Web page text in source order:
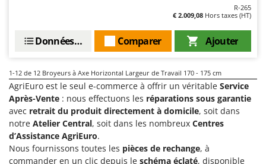
Snapper
Spice Electronics
Spiralmac
Spring Protezione
Spyro
Stanley
R-265
€ 2.009,08 Hors taxes (HT)
Ajouter
Comparer
Données techniques
1-12 de 12 Broyeurs à Axe Horizontal Largeur de Travail 170 - 175 cm
AgriEuro est le seul e-commerce à offrir un véritable Service
Après-Vente : nous effectuons les réparations sous garantie
avec retrait du produit directement à domicile, soit dans
notre Atelier Central, soit dans les nombreux Centres
d’Assistance AgriEuro.
Nous fournissons toutes les pièces de rechange, à
commander en un clic depuis le schéma éclaté, disponible